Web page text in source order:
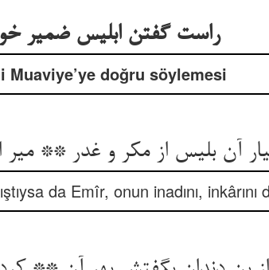
راست گفتن ابلیس ضمیر خود
Muaviye’ye doğru söylemesi
آن بلیس از مکر و غدر ** میر
da Emîr, onun inadını, inkârını